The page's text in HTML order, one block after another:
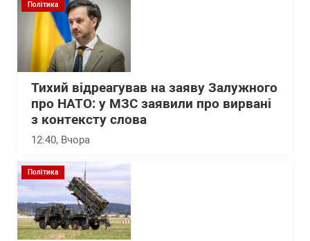
Політика
Тихий відреагував на заяву Залужного
про НАТО: у МЗС заявили про вирвані
з контексту слова
12:40, Вчора
Політика